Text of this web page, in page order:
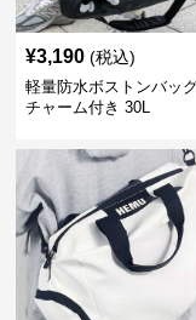
¥3,190 (税込)
軽量防水ボストンバッ
チャーム付き 30L